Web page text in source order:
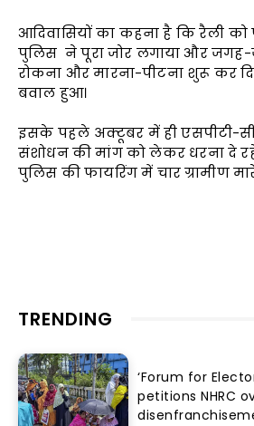
आदिवासियों का कहना है कि रैली
पुलिस ने पूरा जोर लगाया और जगह-
रोकना और मारना-पीटना शुरू कर
बवाल हुआ।
इसके पहले अक्टूबर में ही एसपीटी-
संशोधन की मांग को लेकर धरना दे
पुलिस की फायरिंग में चार ग्रामीण
TRENDING
‘Forum for
petitions NHRC